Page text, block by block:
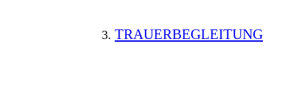
TRAUERBEGLEITUNG